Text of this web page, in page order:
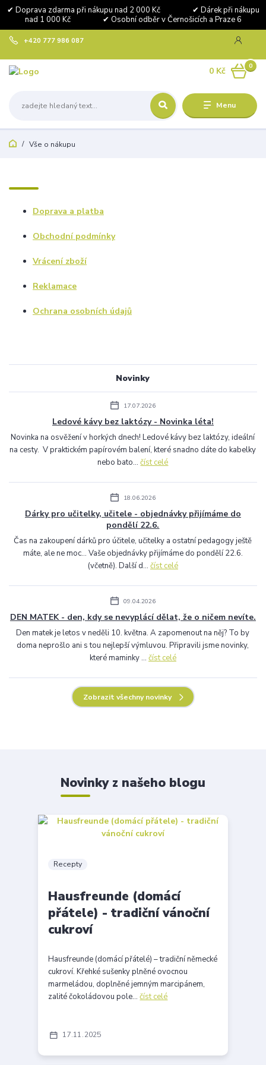
✔ Doprava zdarma při nákupu nad 2 000 Kč ✔ Dárek při nákupu
nad 1 000 Kč ✔ Osobní odběr v Černošicích a Praze 6
Menu
+420 777 986 087
0
0 Kč
Vše o nákupu
Novinky
17.07.2026
Ledové kávy bez laktózy - Novinka léta!
Novinka na osvěžení v horkých dnech! Ledové kávy bez laktózy, ideální
na cesty. V praktickém papírovém balení, které snadno dáte do kabelky
nebo bato...číst celé
18.06.2026
Dárky pro učitelky, učitele - objednávky přijímáme do
pondělí 22.6.
Čas na zakoupení dárků pro účitele, učitelky a ostatní pedagogy ještě
máte, ale ne moc... Vaše objednávky přijímáme do pondělí 22.6.
(včetně). Další d... číst celé
09.04.2026
DEN MATEK - den, kdy se nevyplácí dělat, že o ničem nevíte.
Den matek je letos v neděli 10. května. A zapomenout na něj? To by
doma neprošlo ani s tou nejlepší výmluvou. Připravili jsme novinky,
které maminky ... číst celé
Zobrazit všechny novinky
Doprava a platba
Obchodní podmínky
Vrácení zboží
Reklamace
Ochrana osobních údajů
Novinky z našeho blogu
17 11 2025
Recepty
Hausfreunde (domácí
přátele) - tradiční vánoční
cukroví
Hausfreunde (domácí přátelé) – tradiční německé
cukroví. Křehké sušenky plněné ovocnou
marmeládou, doplněné jemným marcipánem,
zalité čokoládovou pole...číst celé